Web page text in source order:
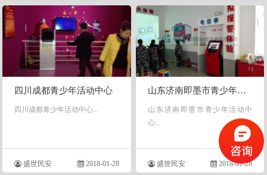
四川成都青少年活动中心
四川成都青少年活动中心...
盛世民安 2018-01-28
山东济南即墨市青少年活动中心
山东济南即墨市青少年活动中
心...
盛世民安 2018-01-28